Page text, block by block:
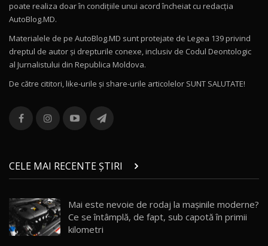
11
Noul Volvo ES90 / Test Drive AutoBlog.MD
12
Noul MG HS / Test Drive AutoBlog.MD
16:48
13
combină aventura cu luxul / AutoBlog.MD
36:08
chinez care face lumea să se întoarcă după el
/ AutoBlog.MD
17:27
15 14:37
poate realiza doar în condițiile unui acord încheiat cu redacţia
AutoBlog.MD.
Materialele de pe AutoBlog.MD sunt protejate de Legea 139 privind
dreptul de autor și drepturile conexe, inclusiv de Codul Deontologic
al Jurnalistului din Republica Moldova.
De către cititori, like-urile şi share-urile articolelor SUNT SALUTATE!
CELE MAI RECENTE ȘTIRI
Mai este nevoie de rodaj la mașinile moderne?
Ce se întâmplă, de fapt, sub capotă în primii
kilometri